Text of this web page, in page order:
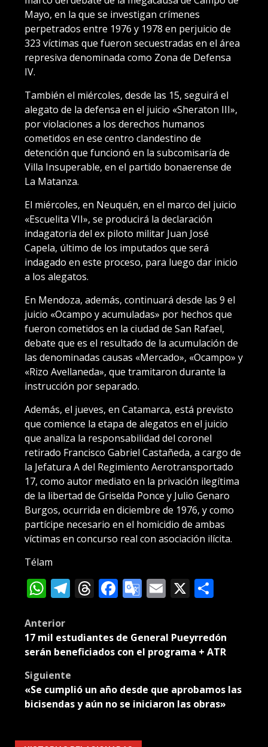
Mayo, en la que se investigan crímenes
perpetrados entre 1976 y 1978 en perjuicio de
323 víctimas que fueron secuestradas en el área
represiva denominada como Zona de Defensa
IV.
También el miércoles, desde las 15, seguirá el
alegato de la defensa en el juicio «Sheraton III»,
por violaciones a los derechos humanos
cometidos en ese centro clandestino de
detención que funcionó en la subcomisaría de
Villa Insuperable, en el partido bonaerense de
La Matanza.
El miércoles, en Neuquén, en el marco del juicio
«Escuelita VII», se producirá la declaración
indagatoria del ex piloto militar Juan José
Capela, último de los imputados que será
indagado en este proceso, para luego dar inicio
a los alegatos.
En Mendoza, además, continuará desde las 9 el
juicio «Ocampo y acumuladas» por hechos que
fueron cometidos en la ciudad de San Rafael,
debate que es el resultado de la acumulación de
las denominadas causas «Mercado», «Ocampo» y
«Rizo Avellaneda», que tramitaron durante la
instrucción por separado.
Además, el jueves, en Catamarca, está previsto
que comience la etapa de alegatos en el juicio
que analiza la responsabilidad del coronel
retirado Francisco Gabriel Castañeda, a cargo de
la Jefatura A del Regimiento Aerotransportado
17, como autor mediato en la privación ilegítima
de la libertad de Griselda Ponce y Julio Genaro
Burgos, ocurrida en diciembre de 1976, y como
partícipe necesario en el homicidio de ambas
víctimas en concurso real con asociación ilícita.
Télam
WhatsApp
Telegram
Threads
Facebook
Google
Email
X
Post
navigation
Anterior
17 mil estudiantes de General Pueyrredón
serán beneficiados con el programa + ATR
Siguiente
«Se cumplió un año desde que aprobamos las
bicisendas y aún no se iniciaron las obras»